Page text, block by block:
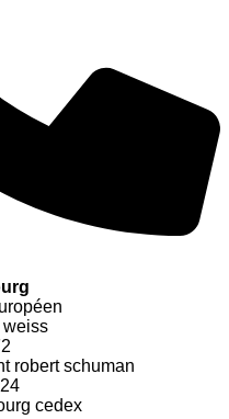
weiss
robert schuman
cedex